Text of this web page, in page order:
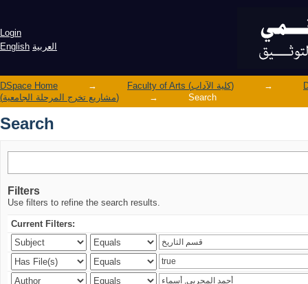
Login
English العربية
DSpace Home → Faculty of Arts (كلية الآداب)
→
(مشاريع تخرج المرحلة الجامعية)
→ Search
Search
Filters
Use filters to refine the search results.
Current Filters: